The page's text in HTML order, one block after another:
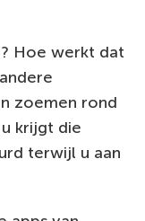
Hoe werkt dat
zoemen rond
krijgt die
terwijl u aan